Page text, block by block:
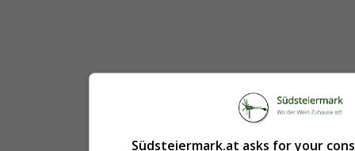
Südsteiermark.at asks for your